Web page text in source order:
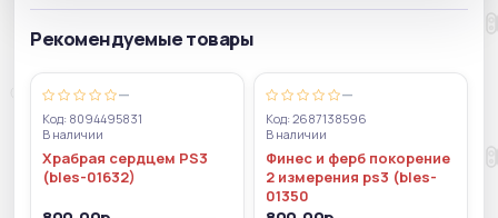
Рекомендуемые товары
—
Код: 8094495831
В наличии
Храбрая сердцем PS3
(bles-01632)
—
Код: 2687138596
В наличии
Финес и ферб покорение
2 измерения ps3 (bles-
01350